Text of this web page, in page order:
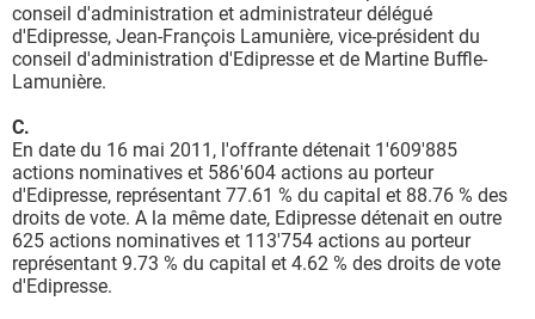
conseil d'administration et administrateur délégué
d'Edipresse, Jean-François Lamunière, vice-président du
conseil d'administration d'Edipresse et de Martine Buffle-
Lamunière.
C.
En date du 16 mai 2011, l'offrante détenait 1'609'885
actions nominatives et 586'604 actions au porteur
d'Edipresse, représentant 77.61 % du capital et 88.76 % des
droits de vote. A la même date, Edipresse détenait en outre
625 actions nominatives et 113'754 actions au porteur
représentant 9.73 % du capital et 4.62 % des droits de vote
d'Edipresse.